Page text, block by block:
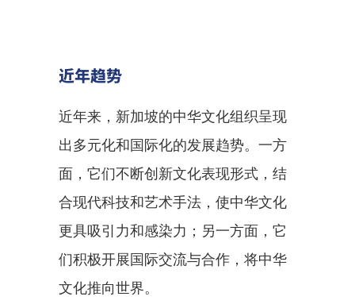
近年趋势
近年来，新加坡的中华文化组织呈现
出多元化和国际化的发展趋势。一方
面，它们不断创新文化表现形式，结
合现代科技和艺术手法，使中华文化
更具吸引力和感染力；另一方面，它
们积极开展国际交流与合作，将中华
文化推向世界。